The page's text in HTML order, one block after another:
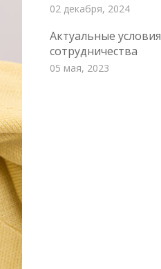
02 декабря, 2024
Актуальные условия
сотрудничества
05 мая, 2023